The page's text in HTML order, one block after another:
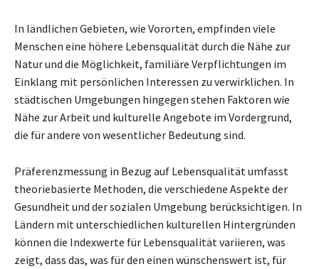
In ländlichen Gebieten, wie Vororten, empfinden viele
Menschen eine höhere Lebensqualität durch die Nähe zur
Natur und die Möglichkeit, familiäre Verpflichtungen im
Einklang mit persönlichen Interessen zu verwirklichen. In
städtischen Umgebungen hingegen stehen Faktoren wie
Nähe zur Arbeit und kulturelle Angebote im Vordergrund,
die für andere von wesentlicher Bedeutung sind.
Präferenzmessung in Bezug auf Lebensqualität umfasst
theoriebasierte Methoden, die verschiedene Aspekte der
Gesundheit und der sozialen Umgebung berücksichtigen. In
Ländern mit unterschiedlichen kulturellen Hintergründen
können die Indexwerte für Lebensqualität variieren, was
zeigt, dass das, was für den einen wünschenswert ist, für